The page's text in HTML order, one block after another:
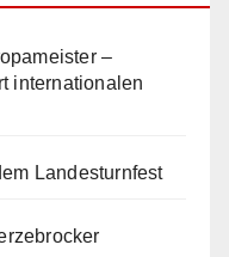
–
internationalen
Landesturnfest